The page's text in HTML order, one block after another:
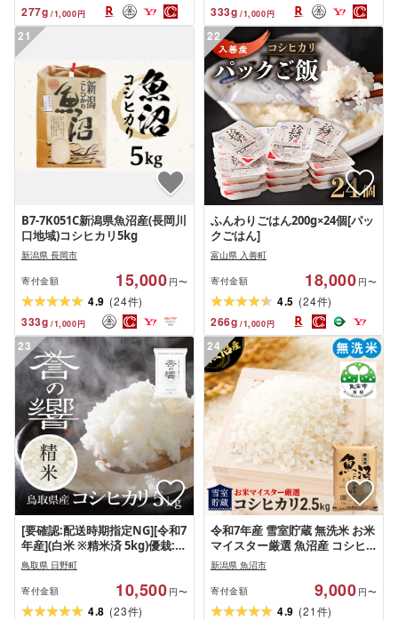
277g /1,000円 333g /1,000円
21
B7-7K051C新潟県魚沼産(長岡川
口地域)コシヒカリ5kg
新潟県 長岡市
寄付金額 15,000 円〜
4.9 (24件)
333g /1,000円
22
ふんわりごはん200g×24個[パッ
クごはん]
富山県 入善町
寄付金額 18,000 円〜
4.5 (24件)
266g /1,000円
23
[要確認:配送時期指定NG][令和7
年産](白米 ※精米済 5kg)優栽:特
別栽培米 鳥取県日野町産 コシ
ヒカリ お米 米
鳥取県 日野町
寄付金額 10,500 円〜
4.8 (23件)
24
令和7年産 雪室貯蔵 無洗米 お米
マイスター厳選 魚沼産 コシヒ
カリ 1等米 2.5kg 米 こしひかり
白米
新潟県 魚沼市
寄付金額 9,000 円〜
4.9 (21件)